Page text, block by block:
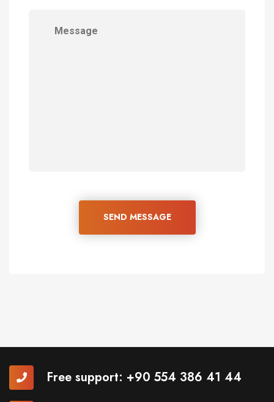
SEND MESSAGE
Free support: +90 554 386 41 44